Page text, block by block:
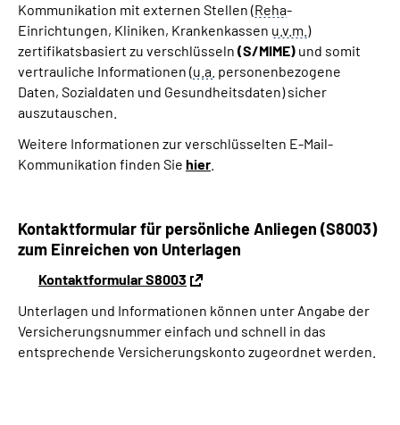
Kommunikation mit externen Stellen (Reha-
Einrichtungen, Kliniken, Krankenkassen u.v.m. )
zertifikatsbasiert zu verschlüsseln (S/MIME) und somit
vertrauliche Informationen (u.a. personenbezogene
Daten, Sozialdaten und Gesundheitsdaten) sicher
auszutauschen.
Weitere Informationen zur verschlüsselten E-Mail-
Kommunikation finden Sie hier
Kontaktformular für persönliche Anliegen (S8003)
zum Einreichen von Unterlagen
Kontaktformular S8003
Unterlagen und Informationen können unter Angabe der
Versicherungsnummer einfach und schnell in das
entsprechende Versicherungskonto zugeordnet werden.